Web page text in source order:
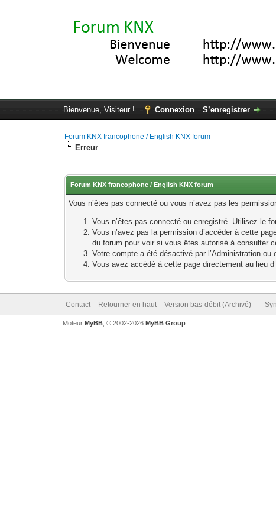
Bienvenue, Visiteur ! Connexion S’enregistrer
Forum KNX francophone / English KNX forum
Erreur
Forum KNX francophone / English KNX forum
Vous n’êtes pas connecté ou vous n’avez pas les
Vous n’êtes pas connecté ou enregistré. Utilisez le
Vous n’avez pas la permission d’accéder à cette
du forum pour voir si vous êtes autorisé à consulter
Votre compte a été désactivé par l’Administration ou
Vous avez accédé à cette page directement au lieu
Contact Retourner en haut Version bas-débit (Archivé)
Moteur MyBB, © 2002-2026 MyBB Group.